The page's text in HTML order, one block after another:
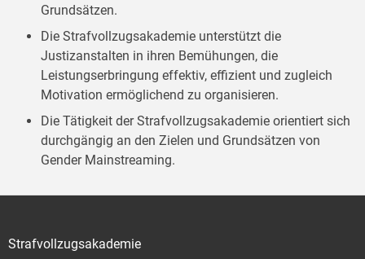
Grundsätzen.
Die Strafvollzugsakademie unterstützt die
Justizanstalten in ihren Bemühungen, die
Leistungserbringung effektiv, effizient und zugleich
Motivation ermöglichend zu organisieren.
Die Tätigkeit der Strafvollzugsakademie orientiert sich
durchgängig an den Zielen und Grundsätzen von
Gender Mainstreaming.
Strafvollzugsakademie